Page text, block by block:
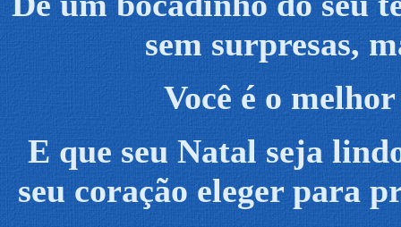
sem surpresas,
Você é o
E que seu Natal seja
seu coração eleger para